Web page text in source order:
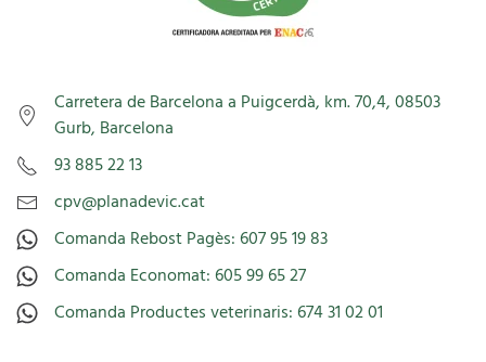
Carretera de Barcelona a Puigcerdà, km. 70,4, 08503
Gurb, Barcelona
93 885 22 13
cpv@planadevic.cat
Comanda Rebost Pagès: 607 95 19 83
Comanda Economat: 605 99 65 27
Comanda Productes veterinaris: 674 31 02 01